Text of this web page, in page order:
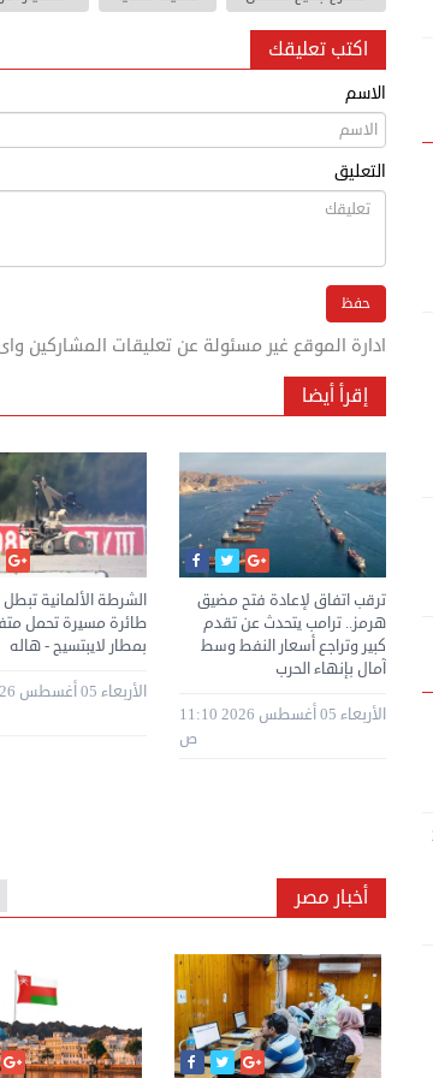
اكتب تعليقك
الاسم
التعليق
ادارة الموقع غير مسئولة عن تعليقات المشاركين
إقرأ أيضا
الشرطة الألمانية
طائرة مسيرة تحمل
بمطار لايبتسيج - هاله
ترقب اتفاق لإعادة فتح مضيق
هرمز.. ترامب يتحدث عن تقدم
كبير وتراجع أسعار النفط وسط
آمال بإنهاء الحرب
الأربعاء 05 أغسطس 2026 11:10
ص
07:57
أخبار مصر